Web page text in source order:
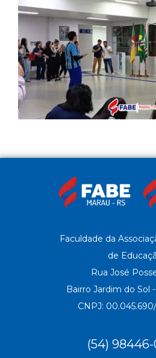
Faculdade da
de
Rua José
Bairro Jardim do Sol
CNPJ:
(54)